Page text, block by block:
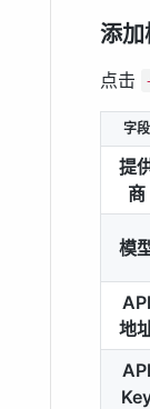
添加
点击
字段
提
商
模
API
地
API